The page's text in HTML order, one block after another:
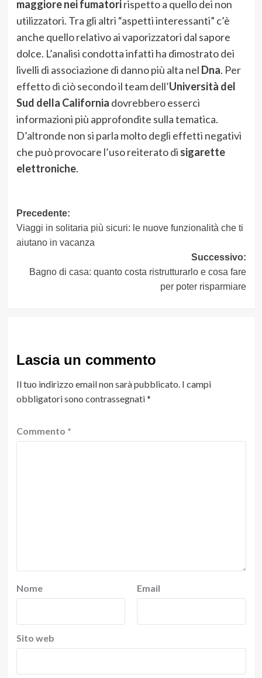
maggiore nei fumatoririspetto a quello dei non
utilizzatori. Tra gli altri “aspetti interessanti” c’è
anche quello relativo ai vaporizzatori dal sapore
dolce. L’analisi condotta infatti ha dimostrato dei
livelli di associazione di danno più alta nel Dna. Per
effetto di ciò secondo il team dell’Università del
Sud della California dovrebbero esserci
informazioni più approfondite sulla tematica.
D’altronde non si parla molto degli effetti negativi
che può provocare l’uso reiterato di sigarette
elettroniche.
Navigazione
articolo
Precedente:
Viaggi in solitaria più sicuri: le nuove funzionalità che ti
aiutano in vacanza
Successivo:
Bagno di casa: quanto costa ristrutturarlo e cosa fare
per poter risparmiare
Lascia un commento
Il tuo indirizzo email non sarà pubblicato. I campi
obbligatori sono contrassegnati*
Commento *
Nome Email
Sito web